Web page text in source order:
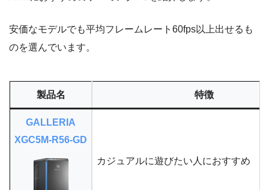
安価なモデルでも平均フレームレート60fps以上出せるも
のを選んでいます。
製品名 特徴
GALLERIA
XGC5M-R56-GD
カジュアルに遊びたい人におすすめ